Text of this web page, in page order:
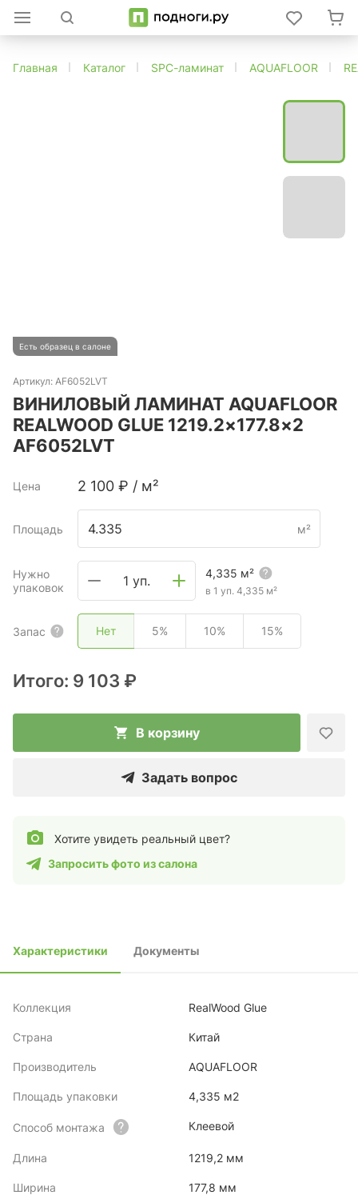
Главная Каталог SPC-ламинат AQUAFLOOR
Есть образец в салоне
Артикул: AF6052LVT
ВИНИЛОВЫЙ ЛАМИНАТ AQUAFLOOR
REALWOOD GLUE 1219.2×177.8×2
AF6052LVT
Цена 2 100 ₽ / м²
Площадь м²
Нужно
упаковок
1 уп. 4,335 м²
в 1 уп. 4,335 м²
Запас Нет 5% 10% 15%
Итого: 9 103 ₽
В корзину
Задать вопрос
Хотите увидеть реальный цвет?
Запросить фото из салона
Характеристики Документы
Коллекция RealWood Glue
Страна Китай
Производитель AQUAFLOOR
Площадь упаковки 4,335 м2
Способ монтажа Клеевой
Длина 1219,2 мм
Ширина 177,8 мм